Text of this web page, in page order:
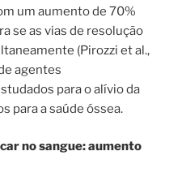
um aumento de 70%
se as vias de resolução
(Pirozzi et al.,
agentes
para o alívio da
para a saúde óssea.
no sangue: aumento